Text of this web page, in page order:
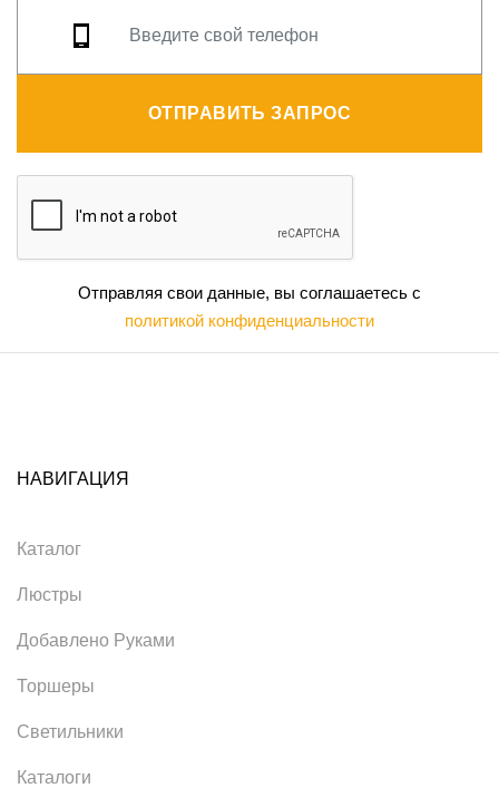
ОТПРАВИТЬ ЗАПРОС
Отправляя свои данные, вы соглашаетесь с
политикой конфиденциальности
НАВИГАЦИЯ
Каталог
Люстры
Добавлено Руками
Торшеры
Светильники
Каталоги